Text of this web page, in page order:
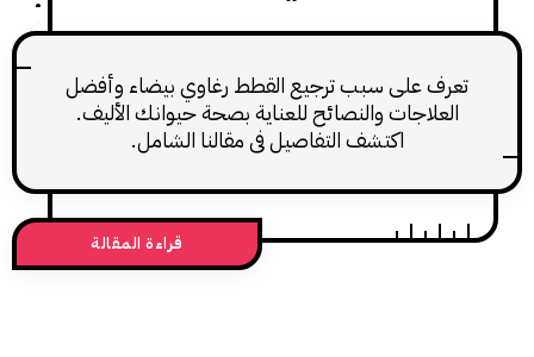
على سبب ترجيع القطط رغاوي بيضاء وأفضل
والنصائح للعناية بصحة حيوانك الأليف.
اكتشف التفاصيل في مقالنا الشامل.
قراءة المقالة